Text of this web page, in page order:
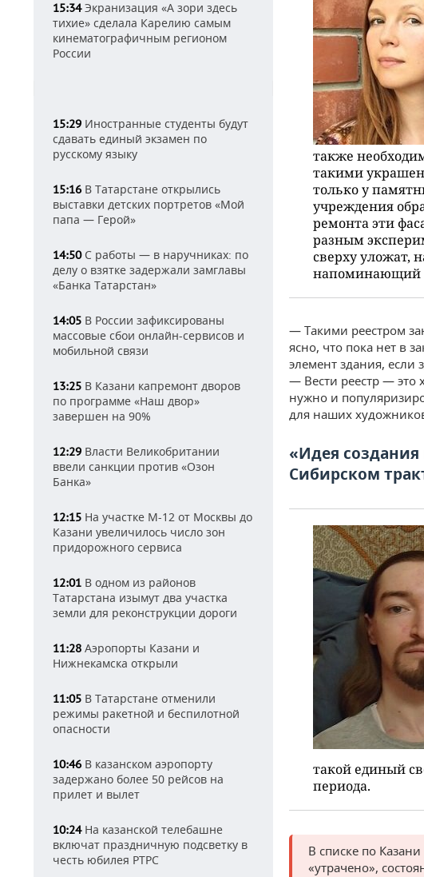
15:34Экранизация «А зори здесь
тихие» сделала Карелию самым
кинематографичным регионом
России
15:29 Иностранные студенты будут
сдавать единый экзамен по
русскому языку
15:16 В Татарстане открылись
выставки детских портретов «Мой
папа — Герой»
14:50С работы — в наручниках: по
делу о взятке задержали замглавы
«Банка Татарстан»
14:05 В России зафиксированы
массовые сбои онлайн-сервисов и
мобильной связи
13:25 В Казани капремонт дворов
по программе «Наш двор»
завершен на 90%
12:29 Власти Великобритании
ввели санкции против «Озон
Банка»
12:15 На участке М-12 от Москвы до
Казани увеличилось число зон
придорожного сервиса
12:01 В одном из районов
Татарстана изымут два участка
земли для реконструкции дороги
11:28 Аэропорты Казани и
Нижнекамска открыли
11:05 В Татарстане отменили
режимы ракетной и беспилотной
опасности
10:46 В казанском аэропорту
задержано более 50 рейсов на
прилет и вылет
10:24На казанской телебашне
включат праздничную подсветку в
честь юбилея РТРС
также
такими
только у
учреждения
ремонта эти
разным
сверху уложат,
напоминающий
— Такими реестром
ясно, что пока нет в
элемент здания, если
— Вести реестр — это
нужно и
для наших
«Идея создания
Сибирском
такой единый
периода.
В списке по
«утрачено»,